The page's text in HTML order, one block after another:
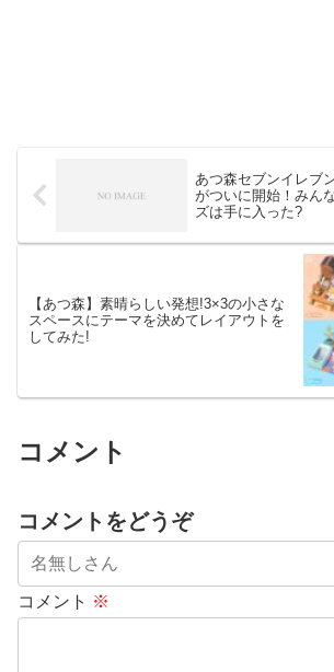
あつ森セブンイレブ
がついに開始！みん
ズは手に入った?
【あつ森】素晴らしい発想!3×3の小さな
スペースにテーマを決めてレイアウトを
してみた!
コメント
コメントをどうぞ
コメント ※